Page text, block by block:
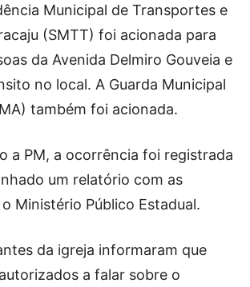
Municipal de Transportes e
(SMTT) foi acionada para
da Avenida Delmiro Gouveia e
no local. A Guarda Municipal
também foi acionada.
a PM, a ocorrência foi registrada
um relatório com as
Ministério Público Estadual.
da igreja informaram que
a falar sobre o